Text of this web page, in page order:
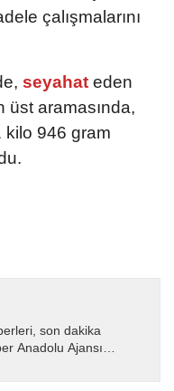
çalışmalarını
seyahat eden
üst aramasında,
kilo 946 gram
son dakika
Anadolu Ajansı